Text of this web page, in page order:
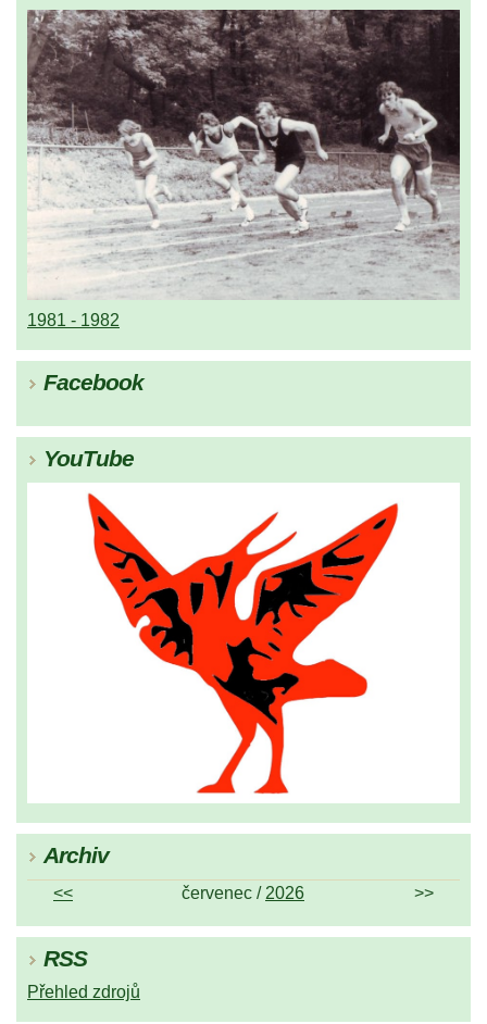
1981 - 1982
Facebook
YouTube
Archiv
<< červenec / 2026 >>
RSS
Přehled zdrojů